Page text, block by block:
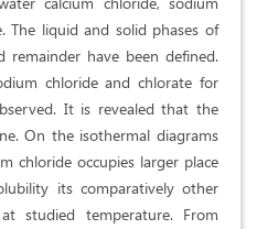
The liquid and solid phases of
remainder have been defined.
chloride and chlorate for
It is revealed that the
On the isothermal diagrams
chloride occupies larger place
its comparatively other
studied temperature. From